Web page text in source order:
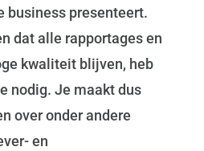
business presenteert.
dat alle rapportages en
kwaliteit blijven, heb
nodig. Je maakt dus
over onder andere
en